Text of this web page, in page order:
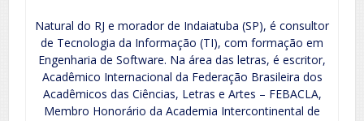
Natural do RJ e morador de Indaiatuba (SP), é consultor
de Tecnologia da Informação (TI), com formação em
Engenharia de Software. Na área das letras, é escritor,
Acadêmico Internacional da Federação Brasileira dos
Acadêmicos das Ciências, Letras e Artes – FEBACLA,
Membro Honorário da Academia Intercontinental de